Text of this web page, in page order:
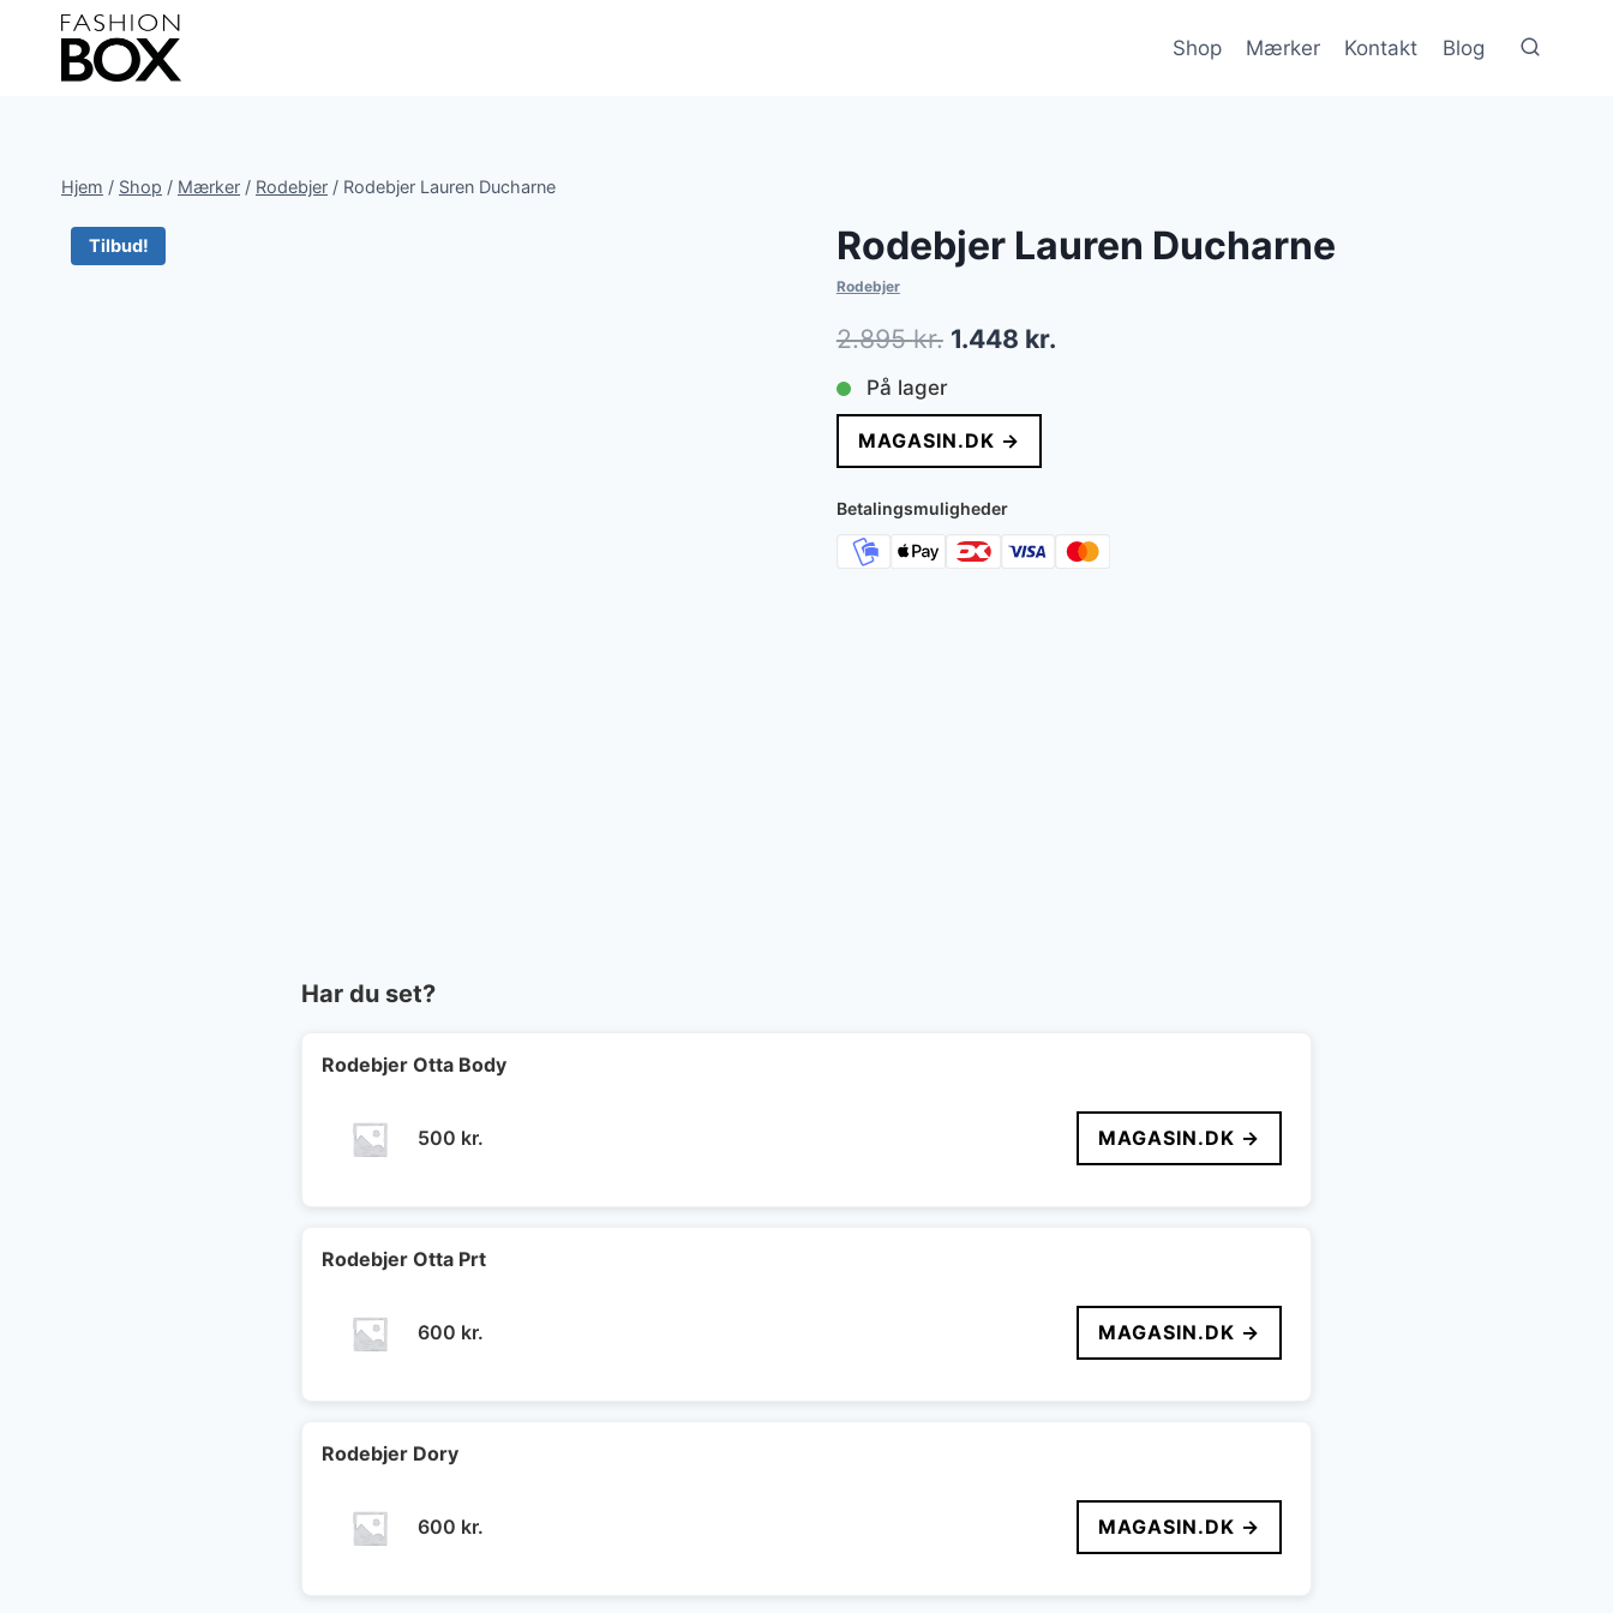
Fortsæt
indhold
Shop Mærker Kontakt Blog
Hjem / Shop / Mærker / Rodebjer / Rodebjer Lauren Ducharne
Tilbud! Rodebjer Lauren Ducharne
Rodebjer
2.895kr. Den
pris
var:
2.895 kr..
1.448 kr.Den
På lager
MAGASIN.DK →
Betalingsmuligheder
Har du set?
Rodebjer Otta Body
500 kr. MAGASIN.DK →
Rodebjer Otta Prt
600 kr. MAGASIN.DK →
Rodebjer Dory
600 kr. MAGASIN.DK →